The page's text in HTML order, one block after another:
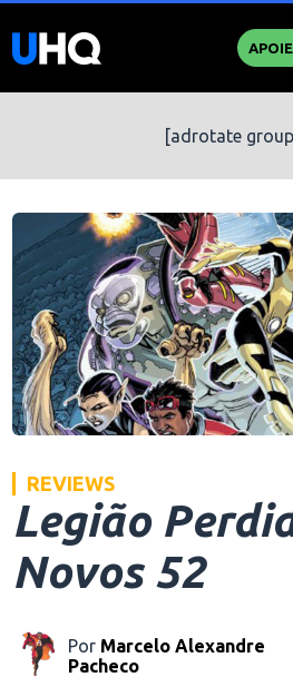
[adrotate
REVIEWS
Legião
Novos 52
Por Marcelo Alexandre
Pacheco